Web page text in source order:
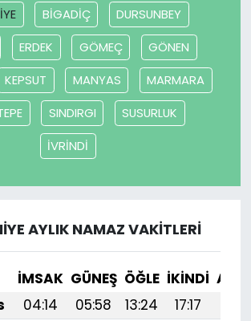
BİGADİÇ
DURSUNBEY
ERDEK GÖMEÇ
GÖNEN
KEPSUT MANYAS
MARMARA
SINDIRGI
SUSURLUK
İVRİNDİ
AYLIK NAMAZ VAKITLERI
İMSAK GÜNEŞ ÖĞLE İKINDI
04:14 05:58 13:24 17:17